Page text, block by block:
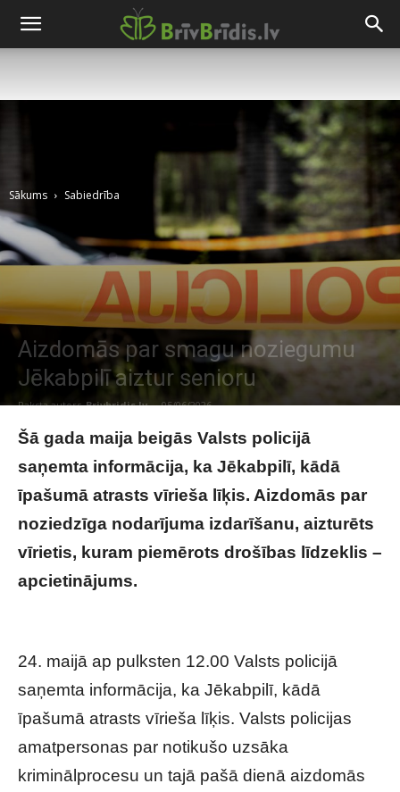
Sākums Sabiedrība
Aizdomās par smagu noziegumu
Jēkabpilī aiztur senioru
Raksta autors Brivbridis.lv - 05/06/2026
Šā gada maija beigās Valsts policijā
saņemta informācija, ka Jēkabpilī, kādā
īpašumā atrasts vīrieša līķis. Aizdomās par
noziedzīga nodarījuma izdarīšanu, aizturēts
vīrietis, kuram piemērots drošības līdzeklis –
apcietinājums.
24. maijā ap pulksten 12.00 Valsts policijā
saņemta informācija, ka Jēkabpilī, kādā
īpašumā atrasts vīrieša līķis. Valsts policijas
amatpersonas par notikušo uzsāka
kriminālprocesu un tajā pašā dienā aizdomās